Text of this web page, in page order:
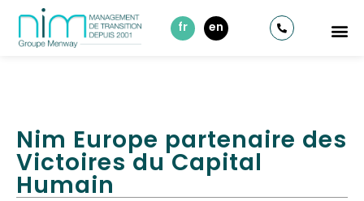
fr en
Nim Europe partenaire des
Victoires du Capital
Humain